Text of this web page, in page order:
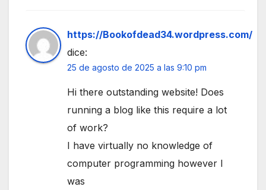
https://Bookofdead34.wordpress.com/
dice:
25 de agosto de 2025 a las 9:10 pm
Hi there outstanding website! Does
running a blog like this require a lot
of work?
I have virtually no knowledge of
computer programming however I
was